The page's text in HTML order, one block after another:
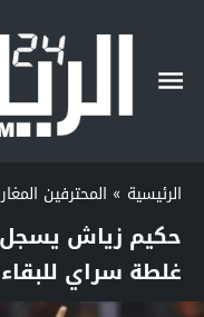
الرئيسية » المحترفين
حكيم زياش يسجل
غلطة سراي